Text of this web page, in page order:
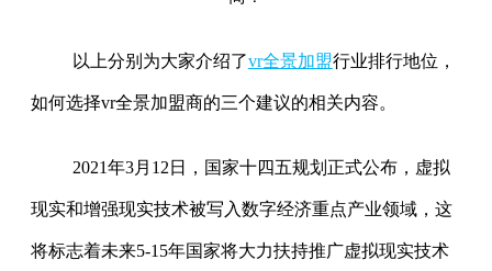
以上分别为大家介绍了vr全景加盟行业排行地位，
如何选择vr全景加盟商的三个建议的相关内容。
2021年3月12日，国家十四五规划正式公布，虚拟
现实和增强现实技术被写入数字经济重点产业领域，这
将标志着未来5-15年国家将大力扶持推广虚拟现实技术